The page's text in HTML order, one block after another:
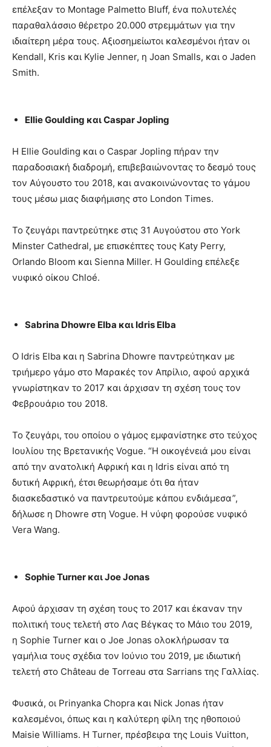
επέλεξαν το Montage Palmetto Bluff, ένα πολυτελές
παραθαλάσσιο θέρετρο 20.000 στρεμμάτων για την
ιδιαίτερη μέρα τους. Αξιοσημείωτοι καλεσμένοι ήταν οι
Kendall, Kris και Kylie Jenner, η Joan Smalls, και ο Jaden
Smith.
Ellie Goulding και Caspar Jopling
Η Ellie Goulding και ο Caspar Jopling πήραν την
παραδοσιακή διαδρομή, επιβεβαιώνοντας το δεσμό τους
τον Αύγουστο του 2018, και ανακοινώνοντας το γάμου
τους μέσω μιας διαφήμισης στο London Times.
Το ζευγάρι παντρεύτηκε στις 31 Αυγούστου στο York
Minster Cathedral, με επισκέπτες τους Katy Perry,
Orlando Bloom και Sienna Miller. Η Goulding επέλεξε
νυφικό οίκου Chloé.
Sabrina Dhowre Elba και Idris Elba
Ο Idris Elba και η Sabrina Dhowre παντρεύτηκαν με
τριήμερο γάμο στο Μαρακές τον Απρίλιο, αφού αρχικά
γνωρίστηκαν το 2017 και άρχισαν τη σχέση τους τον
Φεβρουάριο του 2018.
Το ζευγάρι, του οποίου ο γάμος εμφανίστηκε στο τεύχος
Ιουλίου της Βρετανικής Vogue. “Η οικογένειά μου είναι
από την ανατολική Αφρική και η Idris είναι από τη
δυτική Αφρική, έτσι θεωρήσαμε ότι θα ήταν
διασκεδαστικό να παντρευτούμε κάπου ενδιάμεσα”,
δήλωσε η Dhowre στη Vogue. Η νύφη φορούσε νυφικό
Vera Wang.
Sophie Turner και Joe Jonas
Αφού άρχισαν τη σχέση τους το 2017 και έκαναν την
πολιτική τους τελετή στο Λας Βέγκας το Μάιο του 2019,
η Sophie Turner και ο Joe Jonas ολοκλήρωσαν τα
γαμήλια τους σχέδια τον Ιούνιο του 2019, με ιδιωτική
τελετή στο Château de Torreau στα Sarrians της Γαλλίας.
Φυσικά, οι Prinyanka Chopra και Nick Jonas ήταν
καλεσμένοι, όπως και η καλύτερη φίλη της ηθοποιού
Maisie Williams. Η Turner, πρέσβειρα της Louis Vuitton,